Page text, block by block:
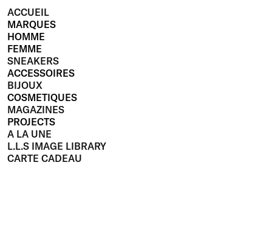
ACCUEIL
MARQUES
HOMME
FEMME
SNEAKERS
ACCESSOIRES
BIJOUX
COSMETIQUES
MAGAZINES
PROJECTS
A LA UNE
L.L.S IMAGE LIBRARY
CARTE CADEAU